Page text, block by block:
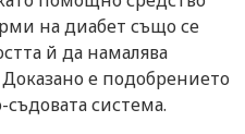
на диабет също се
й да намалява
е подобрението
система.